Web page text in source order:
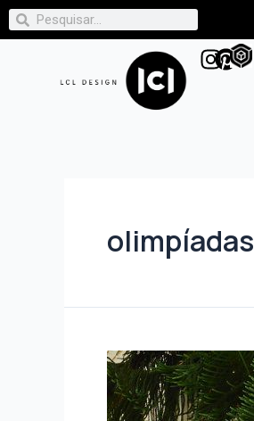
olimpíadas